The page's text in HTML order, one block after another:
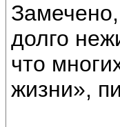
долго
что
жизни»,